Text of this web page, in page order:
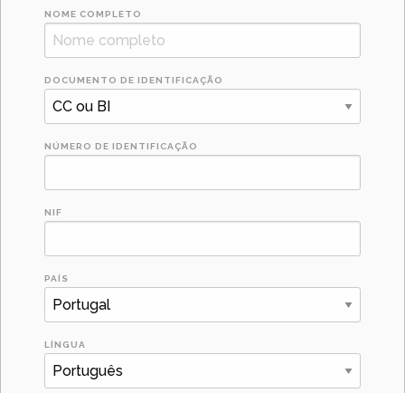
NOME COMPLETO
DOCUMENTO DE IDENTIFICAÇÃO
NÚMERO DE IDENTIFICAÇÃO
NIF
PAÍS
LÍNGUA